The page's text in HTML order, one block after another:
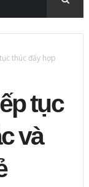
thúc đẩy hợp
tục
và